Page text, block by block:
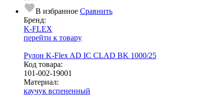
В избранное Сравнить
Бренд:
K-FLEX
перейти к товару
Рулон K-Flex AD IC CLAD BK 1000/25
Код товара:
101-002-19001
Ма­­те­­ри­­ал:
каучук вспененный